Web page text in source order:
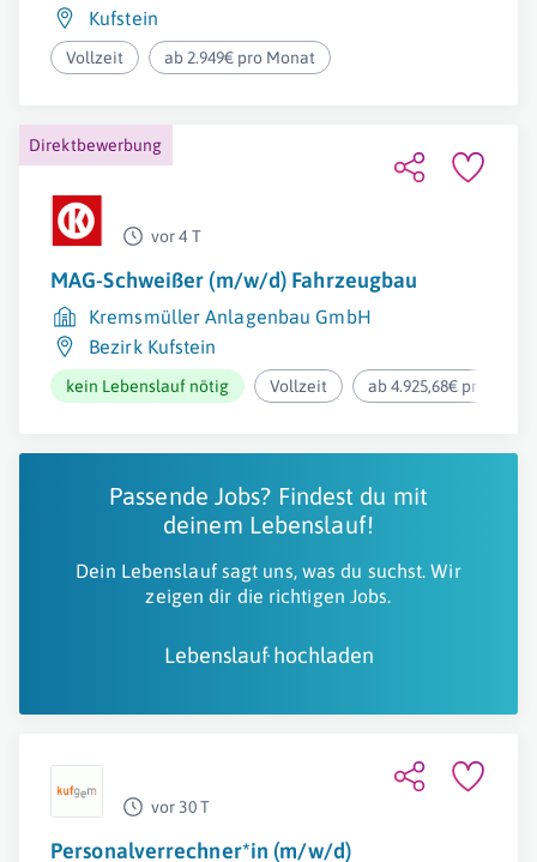
Kufstein
Vollzeit ab 2.949€ pro Monat
Direktbewerbung
vor 4 T
MAG-Schweißer (m/w/d) Fahrzeugbau
Kremsmüller Anlagenbau GmbH
Bezirk Kufstein
kein Lebenslauf nötig Vollzeit ab 4.925,68€ pro
Passende Jobs? Findest du mit
deinem Lebenslauf!
Dein Lebenslauf sagt uns, was du suchst. Wir
zeigen dir die richtigen Jobs.
Lebenslauf hochladen
vor 30 T
Personalverrechner*in (m/w/d)